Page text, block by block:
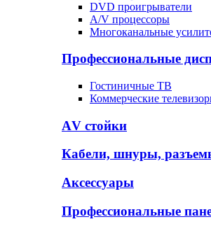
DVD проигрыватели
A/V процессоры
Многоканальные
Профессиональные
Гостиничные ТВ
Коммерческие
АV стойки
Кабели, шнуры,
Аксессуары
Профессиональные